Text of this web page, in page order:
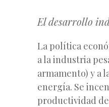
El desarrollo
La política
a la industria
armamento) y a
energía. Se
productividad